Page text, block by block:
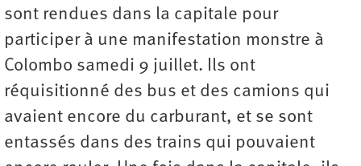
sont rendues dans la capitale pour
participer à une manifestation monstre à
Colombo samedi 9 juillet. Ils ont
réquisitionné des bus et des camions qui
avaient encore du carburant, et se sont
entassés dans des trains qui pouvaient